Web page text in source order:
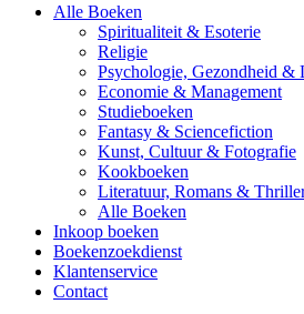
Alle Boeken
Spiritualiteit & Esoterie
Religie
Psychologie, Gezondheid &
Economie & Management
Studieboeken
Fantasy & Sciencefiction
Kunst, Cultuur & Fotografie
Kookboeken
Literatuur, Romans &
Alle Boeken
Inkoop boeken
Boekenzoekdienst
Klantenservice
Contact